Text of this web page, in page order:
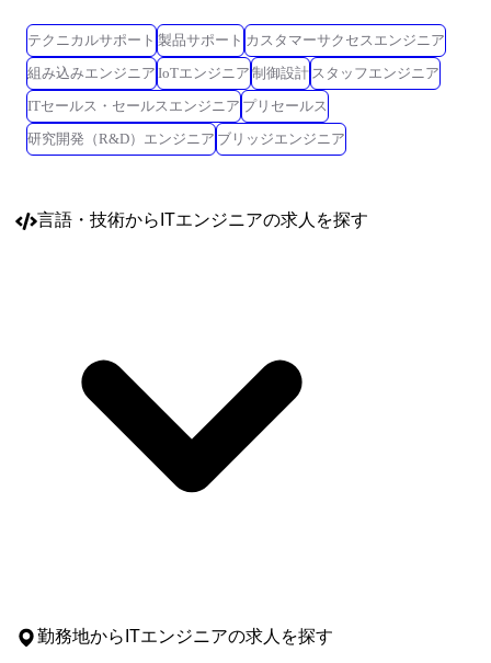
テクニカルサポート 製品サポート カスタマーサクセスエンジニア
組み込みエンジニア IoTエンジニア 制御設計 スタッフエンジニア
ITセールス・セールスエンジニア プリセールス
研究開発（R&D）エンジニア ブリッジエンジニア
言語・技術からITエンジニアの求人を探す
勤務地からITエンジニアの求人を探す